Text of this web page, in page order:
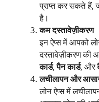
प्राप्त कर सकते हैं,
है।
कम दस्तावेज़ीकरण
इन ऐप्स में आपको
दस्तावेज़ीकरण की
कार्ड,पैन कार्ड, और
लचीलापन और
लोन ऐप्स में